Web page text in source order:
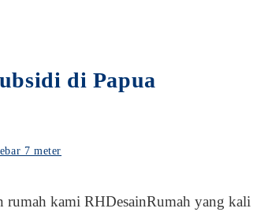
di Papua
7 meter
rumah kami RHDesainRumah yang